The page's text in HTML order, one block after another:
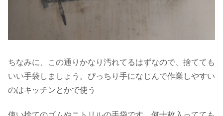
ちなみに、この通りかなり汚れてるはずなので、捨てても
いい手袋しましょう。ぴっちり手になじんで作業しやすい
のはキッチンとかで使う